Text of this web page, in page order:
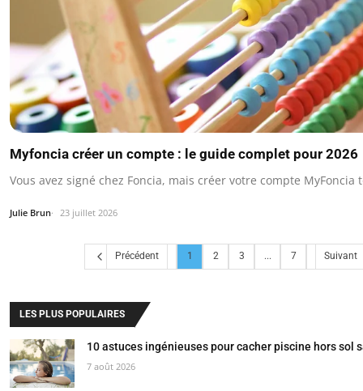
Myfoncia créer un compte : le guide complet pour 2026
Vous avez signé chez Foncia, mais créer votre compte MyFoncia
Julie Brun 23 juillet 2026
Précédent 1 2 3 ... 7 Suivant
LES PLUS POPULAIRES
10 astuces ingénieuses pour cacher piscine hors sol
7 août 2026